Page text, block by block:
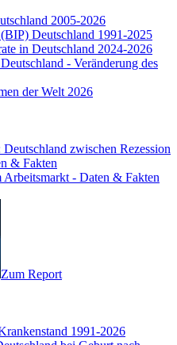
2005-2026
Deutschland 1991-2025
in Deutschland 2024-2026
- Veränderung des
der Welt 2026
zwischen Rezession
& Fakten
Arbeitsmarkt - Daten & Fakten
Zum Report
1991-2026